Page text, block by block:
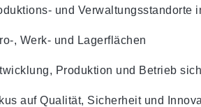
und Verwaltungsstandorte
, Werk- und Lagerflächen
Produktion und Betrieb
auf Qualität, Sicherheit und